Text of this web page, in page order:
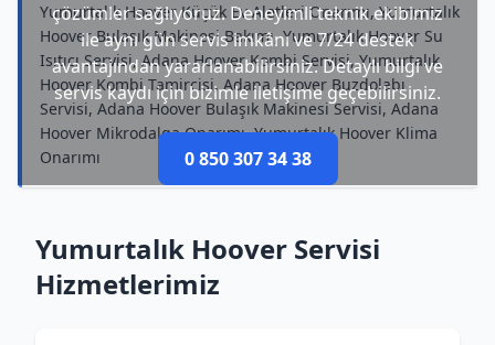
çözümler sağlıyoruz. Deneyimli teknik ekibimiz
ile aynı gün servis imkânı ve 7/24 destek
avantajından yararlanabilirsiniz. Detaylı bilgi ve
servis kaydı için bizimle iletişime geçebilirsiniz.
0 850 307 34 38
Yumurtalık Hoover Küçük Ev Aletleri Onarımı, Yumurtalık
Hoover Bulaşık Makinesi Bakımı, Yumurtalık Hoover Su
Isıtıcı Servisi, Adana Hoover Kombi Servisi, Yumurtalık
Hoover Kombi Tamircisi, Adana Hoover Buzdolabı
Servisi, Adana Hoover Bulaşık Makinesi Servisi, Adana
Hoover Mikrodalga Onarımı, Yumurtalık Hoover Klima
Onarımı
Yumurtalık Hoover Servisi
Hizmetlerimiz